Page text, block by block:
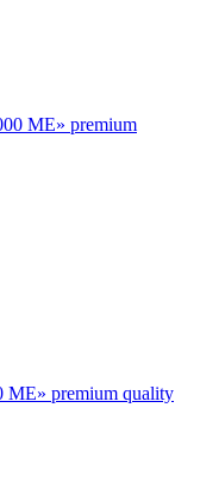
premium quality